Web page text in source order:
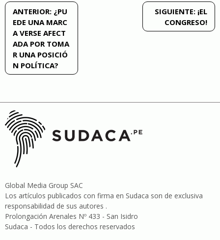
Navegación
de
entradas
ANTERIOR: ¿PU
EDE UNA MARC
A VERSE AFECT
ADA POR TOMA
R UNA POSICIÓ
N POLÍTICA?
SIGUIENTE: ¡EL
CONGRESO!
Global Media Group SAC
Los artículos publicados con firma en Sudaca son de exclusiva
responsabilidad de sus autores .
Prolongación Arenales Nº 433 - San Isidro
Sudaca - Todos los derechos reservados